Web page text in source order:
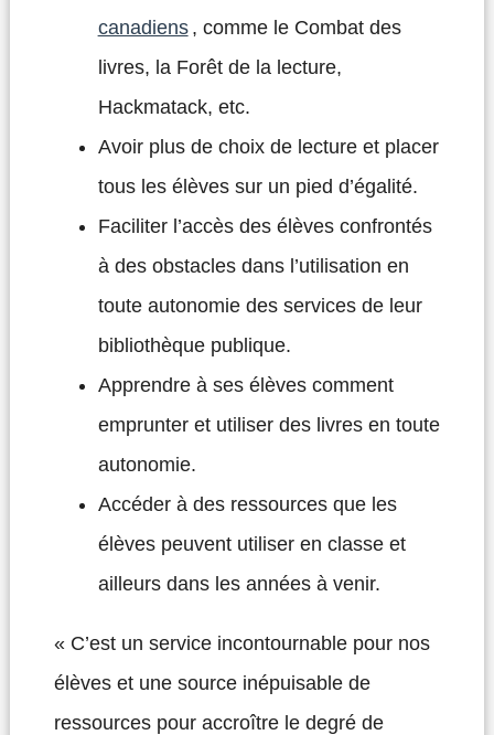
canadiens , comme le Combat des
livres, la Forêt de la lecture,
Hackmatack, etc.
Avoir plus de choix de lecture et placer
tous les élèves sur un pied d’égalité.
Faciliter l’accès des élèves confrontés
à des obstacles dans l’utilisation en
toute autonomie des services de leur
bibliothèque publique.
Apprendre à ses élèves comment
emprunter et utiliser des livres en toute
autonomie.
Accéder à des ressources que les
élèves peuvent utiliser en classe et
ailleurs dans les années à venir.
« C’est un service incontournable pour nos
élèves et une source inépuisable de
ressources pour accroître le degré de